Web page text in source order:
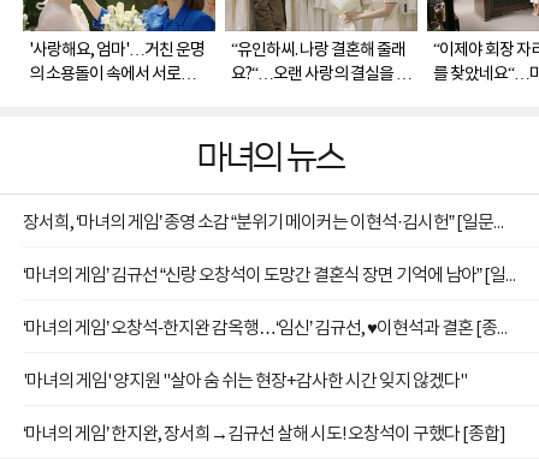
'사랑해요, 엄마'…거친 운명
의 소용돌이 속에서 서로를
“유인하씨. 나랑 결혼해 줄래
요?“…오랜 사랑의 결실을 맺
“이제야 회장 자
를 찾았네요“…
마녀의 뉴스
장서희, ‘마녀의 게임’ 종영 소감 “분위기 메이커는 이현석·김시헌” [일문일답]
‘마녀의 게임’ 김규선 “신랑 오창석이 도망간 결혼식 장면 기억에 남아” [일문일답]
‘마녀의 게임’ 오창석-한지완 감옥행…‘임신’ 김규선, ♥이현석과 결혼 [종합]
'마녀의 게임' 양지원 "살아 숨 쉬는 현장+감사한 시간 잊지 않겠다"
‘마녀의 게임’ 한지완, 장서희→김규선 살해 시도! 오창석이 구했다 [종합]